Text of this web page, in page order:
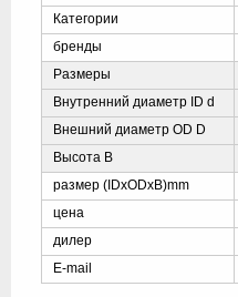
Категории
бренды
Размеры
Внутренний диаметр ID d
Внешний диаметр OD D
Высота B
размер (IDxODxB)mm
цена
дилер
E-mail